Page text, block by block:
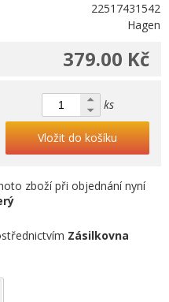
22517431542
Hagen
379.00 Kč
ks
Vložit do košíku
zboží při objednání nyní
Zásilkovna